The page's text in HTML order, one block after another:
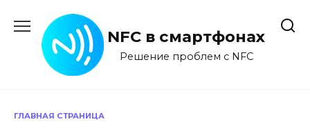
содержанию
NFC в смартфонах
Решение проблем с NFC
ГЛАВНАЯ СТРАНИЦА